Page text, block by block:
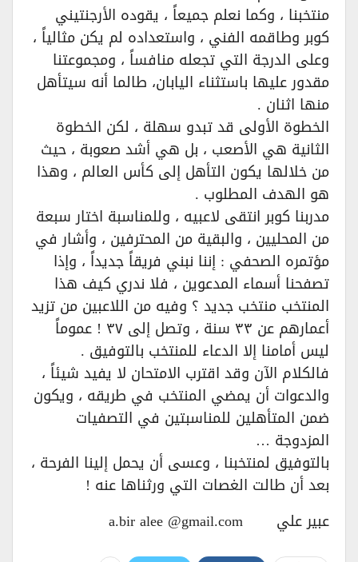
منتخبنا ، وكما نعلم جميعاً ، يقوده الأرجنتيني
كوبر وطاقمه الفني ، واستعداده لم يكن مثالياً ،
وعلى الدرجة التي تجعله منافساً ، ومجموعتنا
مقدور عليها باستثناء اليابان، طالما أنه سيتأهل
منها اثنان .
الخطوة الأولى قد تبدو سهلة ، لكن الخطوة
الثانية هي الأصعب ، بل هي أشد صعوبة ، حيث
من خلالها يكون التأهل إلى كأس العالم ، وهذا
هو الهدف المطلوب .
مدربنا كوبر انتقى لاعبيه ، وللمناسبة اختار سبعة
من المحليين ، والبقية من المحترفين ، وأشار في
مؤتمره الصحفي : إننا نبني فريقاً جديداً ، وإذا
تصفحنا أسماء المدعوين ، فلا ندري كيف هذا
المنتخب منتخب جديد ؟ وفيه من اللاعبين من تزيد
أعمارهم عن ٣٣ سنة ، وتصل إلى ٣٧ ! عموماً
ليس أمامنا إلا الدعاء للمنتخب بالتوفيق .
فالكلام الآن وقد اقترب الامتحان لا يفيد شيئاً ،
والدعوات أن يمضي المنتخب في طريقه ، ويكون
ضمن المتأهلين للمناسبتين في التصفيات
المزدوجة …
بالتوفيق لمنتخبنا ، وعسى أن يحمل إلينا الفرحة ،
بعد أن طالت الغصات التي ورثناها عنه !
عبير علي a.bir alee @gmail.com